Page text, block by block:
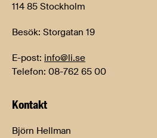
114 85 Stockholm
Besök: Storgatan 19
E-post: info@li.se
Telefon: 08-762 65 00
Kontakt
Björn Hellman